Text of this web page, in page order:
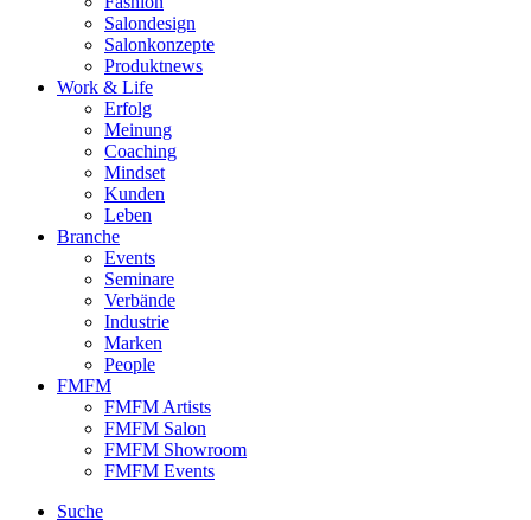
Salondesign
Salonkonzepte
Produktnews
Work & Life
Erfolg
Meinung
Coaching
Mindset
Kunden
Leben
Branche
Events
Seminare
Verbände
Industrie
Marken
People
FMFM
FMFM Artists
FMFM Salon
FMFM Showroom
FMFM Events
Suche